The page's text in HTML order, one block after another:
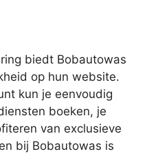
biedt Bobautowas
op hun website.
kun je eenvoudig
boeken, je
van exclusieve
bij Bobautowas is